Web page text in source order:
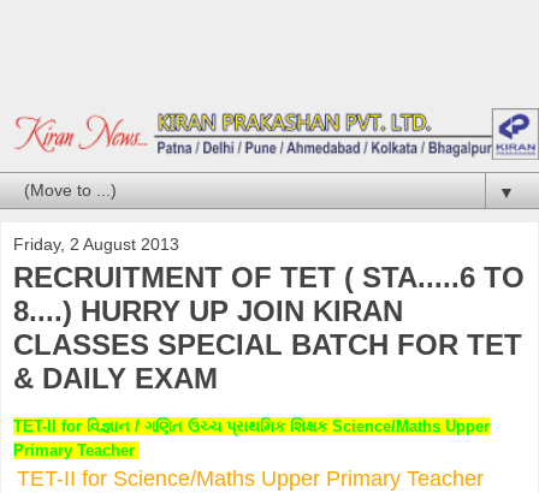
▼
Friday, 2 August 2013
RECRUITMENT OF TET ( STA.....6 TO
8....) HURRY UP JOIN KIRAN
CLASSES SPECIAL BATCH FOR TET
& DAILY EXAM
TET-II for વિજ્ઞાન / ગણિત ઉચ્ચ પ્રાથમિક શિક્ષક Science/Maths Upper
Primary Teacher
TET-II for Science/Maths Upper Primary Teacher